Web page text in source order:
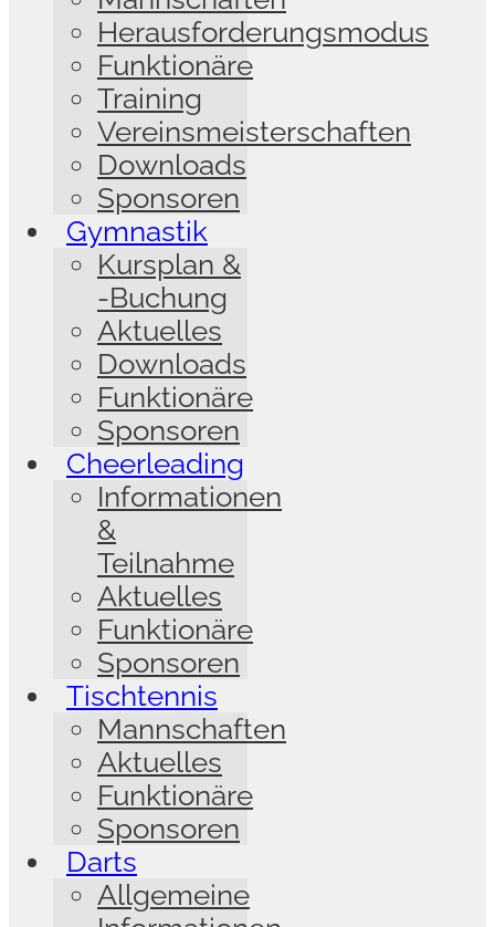
Herausforderungsmodus
Funktionäre
Training
Vereinsmeisterschaften
Downloads
Sponsoren
Gymnastik
Kursplan &
-Buchung
Aktuelles
Downloads
Funktionäre
Sponsoren
Cheerleading
Informationen
&
Teilnahme
Aktuelles
Funktionäre
Sponsoren
Tischtennis
Mannschaften
Aktuelles
Funktionäre
Sponsoren
Darts
Allgemeine